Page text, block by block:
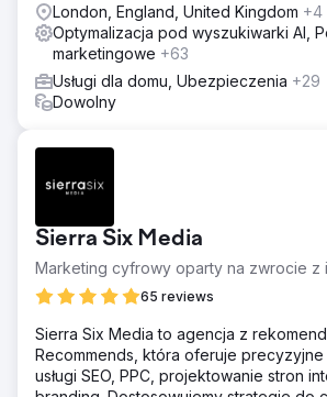
London, England, United Kingdom +4
Optymalizacja pod wyszukiwarki AI,
marketingowe +63
Usługi dla domu, Ubezpieczenia +29
Dowolny
Sierra Six Media
Marketing cyfrowy oparty na zwrocie z
65 reviews
Sierra Six Media to agencja z
Recommends, która oferuje precyzyjne
usługi SEO, PPC, projektowanie stron